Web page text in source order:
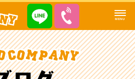
MENU